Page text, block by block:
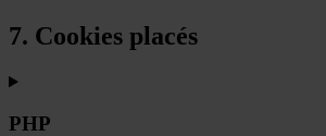
7. Cookies placés
PHP